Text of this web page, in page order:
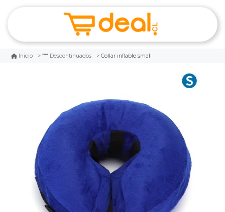
Inicio Descontinuados Collar inflable small